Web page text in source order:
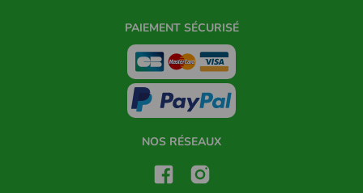
PAIEMENT SÉCURISÉ
NOS RÉSEAUX